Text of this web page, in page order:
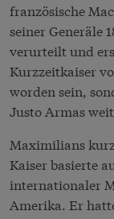
französische
seiner Generäle
verurteilt und
Kurzzeitkaiser
worden sein,
Justo Armas
Maximilians
Kaiser basierte
internationaler
Amerika. Er